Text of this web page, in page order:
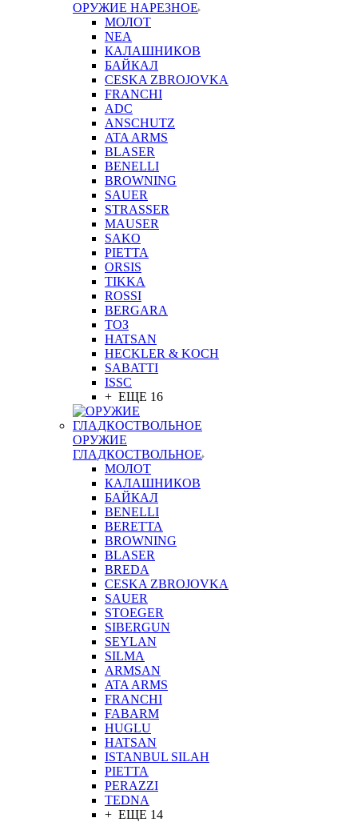
ОРУЖИЕ НАРЕЗНОЕ
МОЛОТ
NEA
КАЛАШНИКОВ
БАЙКАЛ
CESKA ZBROJOVKA
FRANCHI
ADC
ANSCHUTZ
ATA ARMS
BLASER
BENELLI
BROWNING
SAUER
STRASSER
MAUSER
SAKO
PIETTA
ORSIS
TIKKA
ROSSI
BERGARA
ТОЗ
HATSAN
HECKLER & KOCH
SABATTI
ISSC
+ ЕЩЕ 16
ОРУЖИЕ
ГЛАДКОСТВОЛЬНОЕ
МОЛОТ
КАЛАШНИКОВ
БАЙКАЛ
BENELLI
BERETTA
BROWNING
BLASER
BREDA
CESKA ZBROJOVKA
SAUER
STOEGER
SIBERGUN
SEYLAN
SILMA
ARMSAN
ATA ARMS
FRANCHI
FABARM
HUGLU
HATSAN
ISTANBUL SILAH
PIETTA
PERAZZI
TEDNA
+ ЕЩЕ 14